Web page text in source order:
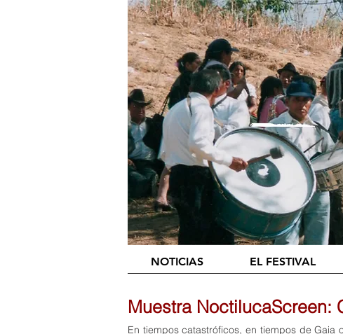
NOTICIAS EL FESTIVAL
Muestra NoctilucaScreen:
En tiempos catastróficos, en tiempos de